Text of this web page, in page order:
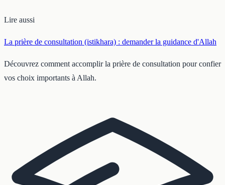
Lire aussi
La prière de consultation (istikhara) : demander la guidance d'Allah
Découvrez comment accomplir la prière de consultation pour confier
vos choix importants à Allah.